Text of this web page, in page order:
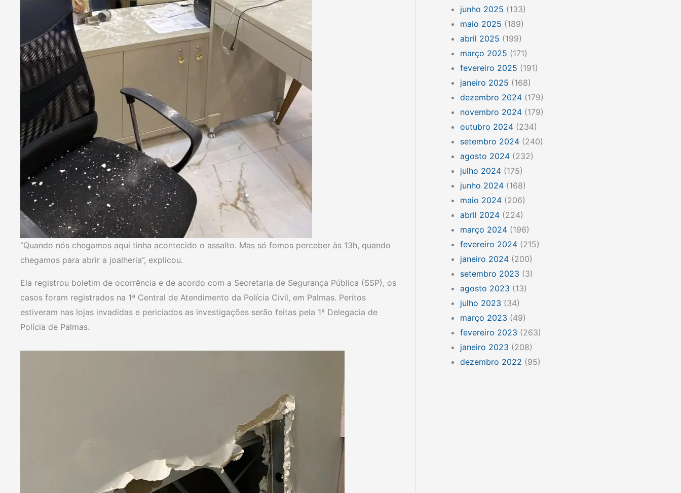
“Quando nós chegamos aqui tinha acontecido o assalto. Mas só fomos perceber às 13h, quando
chegamos para abrir a joalheria”, explicou.
Ela registrou boletim de ocorrência e de acordo com a Secretaria de Segurança Pública (SSP), os
casos foram registrados na 1ª Central de Atendimento da Polícia Civil, em Palmas. Peritos
estiveram nas lojas invadidas e periciados as investigações serão feitas pela 1ª Delegacia de
Polícia de Palmas.
junho 2025 (133)
maio 2025 (189)
abril 2025 (199)
março 2025 (171)
fevereiro 2025 (191)
janeiro 2025 (168)
dezembro 2024 (179)
novembro 2024 (179)
outubro 2024 (234)
setembro 2024 (240)
agosto 2024 (232)
julho 2024 (175)
junho 2024 (168)
maio 2024 (206)
abril 2024 (224)
março 2024 (196)
fevereiro 2024 (215)
janeiro 2024 (200)
setembro 2023 (3)
agosto 2023 (13)
julho 2023 (34)
março 2023 (49)
fevereiro 2023 (263)
janeiro 2023 (208)
dezembro 2022 (95)